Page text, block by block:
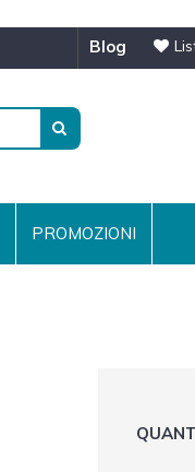
blog
PROMOZIONI